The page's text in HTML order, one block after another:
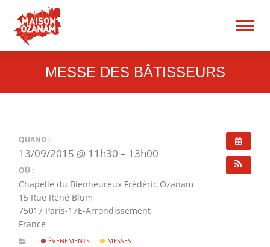
MESSE DES BÂTISSEURS
QUAND :
13/09/2015 @ 11h30 – 13h00
OÙ :
Chapelle du Bienheureux Frédéric Ozanam
15 Rue René Blum
75017 Paris-17E-Arrondissement
France
ÉVÉNEMENTS MESSES